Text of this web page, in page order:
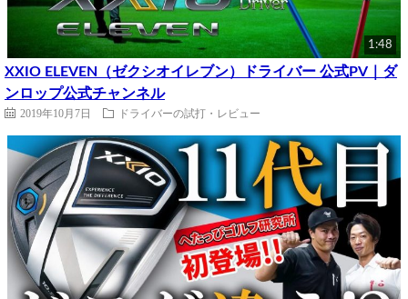
1:48
XXIO ELEVEN（ゼクシオイレブン）ドライバー 公式PV｜ダ
ンロップ公式チャンネル
2019年10月7日 ドライバーの試打・レビュー